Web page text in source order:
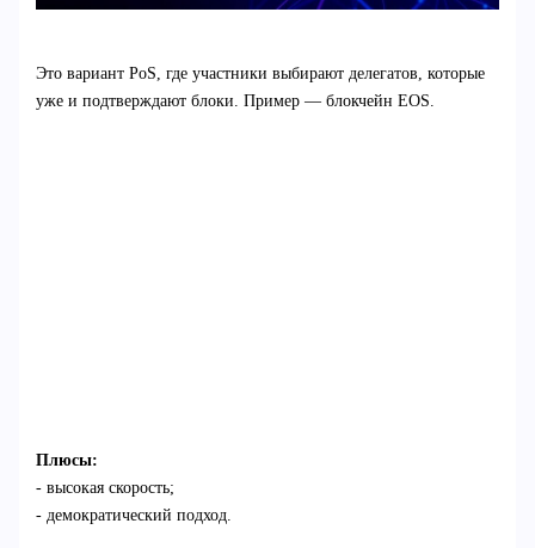
Это вариант PoS, где участники выбирают делегатов, которые
уже и подтверждают блоки. Пример — блокчейн EOS.
Плюсы:
- высокая скорость;
- демократический подход.